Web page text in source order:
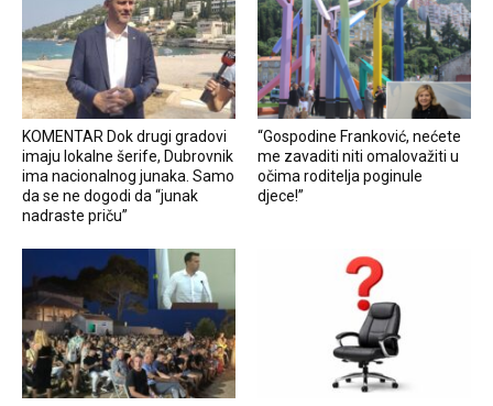
KOMENTAR Dok drugi gradovi
imaju lokalne šerife, Dubrovnik
ima nacionalnog junaka. Samo
da se ne dogodi da “junak
nadraste priču”
“Gospodine Franković, nećete
me zavaditi niti omalovažiti u
očima roditelja poginule
djece!”